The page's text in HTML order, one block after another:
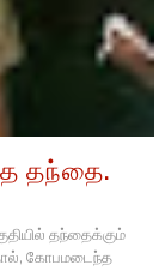
தந்தை.
தந்தைக்கும்
கோபமடைந்த